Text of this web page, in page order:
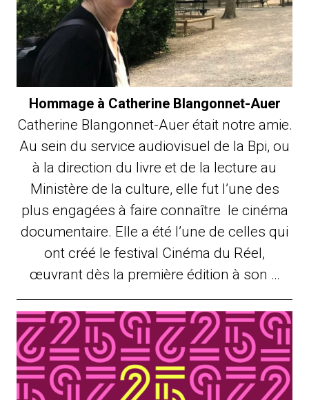
Hommage à Catherine Blangonnet-Auer
Catherine Blangonnet-Auer était notre amie.
Au sein du service audiovisuel de la Bpi, ou
à la direction du livre et de la lecture au
Ministère de la culture, elle fut l’une des
plus engagées à faire connaître le cinéma
documentaire. Elle a été l’une de celles qui
ont créé le festival Cinéma du Réel,
œuvrant dès la première édition à son …